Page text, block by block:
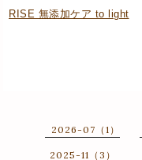
RISE 無添加ケア to light
2026-07（1）
2025-11（3）